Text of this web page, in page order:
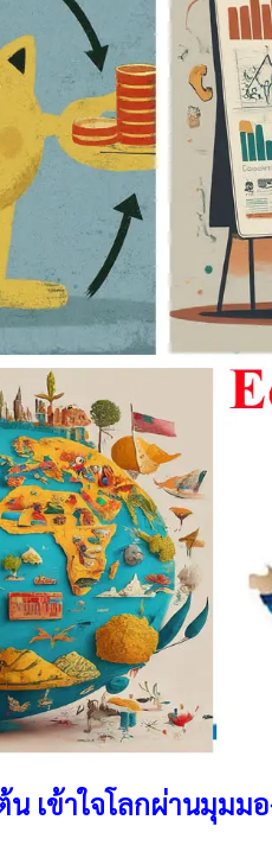
น เข้าใจโลกผ่านมุมม